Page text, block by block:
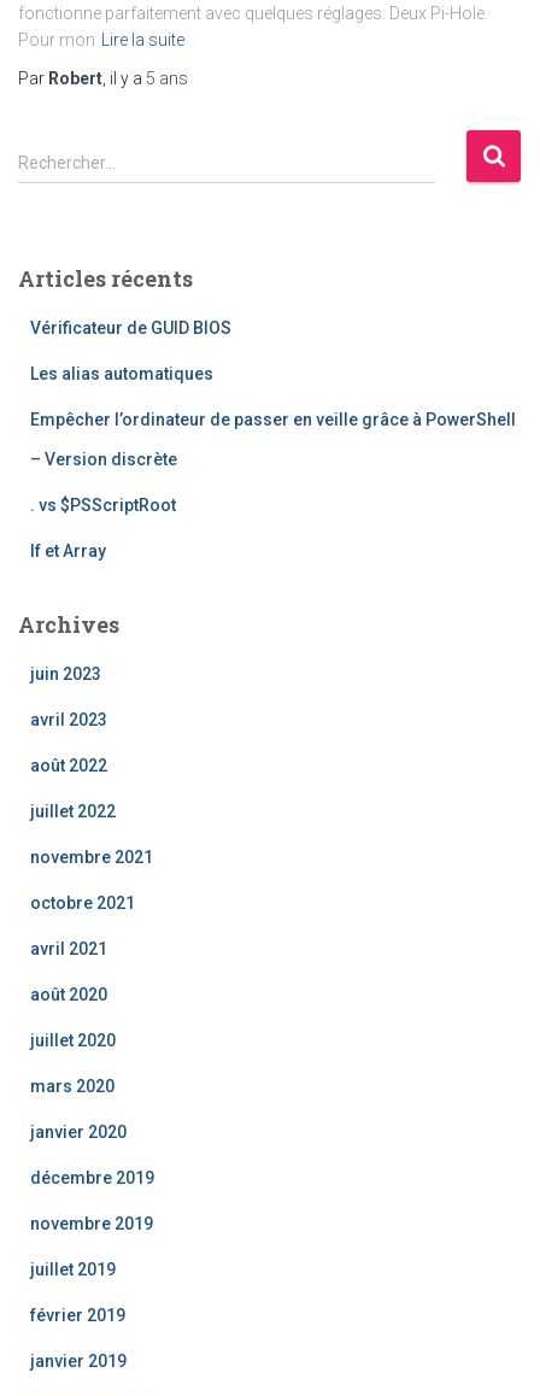
fonctionne parfaitement avec quelques réglages: Deux Pi-Hole.
Pour mon
Lire la suite
Par Robert , il y a 5 ans
R
e
r
Rechercher…
Articles récents
Vérificateur de GUID BIOS
Les alias automatiques
Empêcher l’ordinateur de passer en veille grâce à PowerShell
– Version discrète
. vs $PSScriptRoot
If et Array
Archives
juin 2023
avril 2023
août 2022
juillet 2022
novembre 2021
octobre 2021
avril 2021
août 2020
juillet 2020
mars 2020
janvier 2020
décembre 2019
novembre 2019
juillet 2019
février 2019
janvier 2019